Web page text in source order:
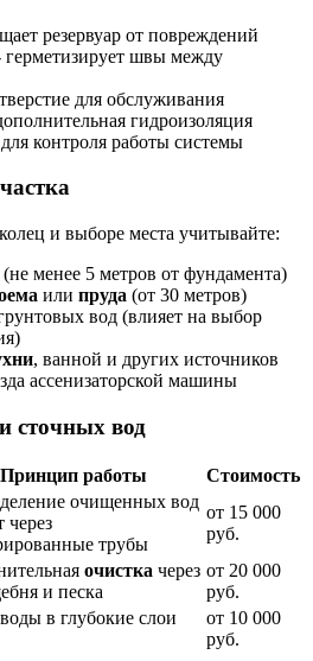
резервуар от повреждений
герметизирует швы между
для обслуживания
гидроизоляция
контроля работы системы
колец и выборе места учитывайте:
(не менее 5 метров от фундамента)
или пруда (от 30 метров)
вод (влияет на выбор
, ванной и других источников
ассенизаторской машины
сточных вод
Принцип работы
Стоимость
очищенных вод
через
трубы
от 15 000
руб.
очистка через
и песка
от 20 000
руб.
в глубокие слои
от 10 000
руб.